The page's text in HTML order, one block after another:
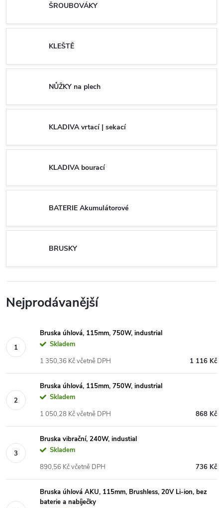
ŠROUBOVÁKY
KLEŠTĚ
NŮŽKY na plech
KLADIVA vrtací | sekací
KLADIVA bourací
BATERIE Akumulátorové
BRUSKY
Nejprodávanější
Bruska úhlová, 115mm, 750W, industrial
Skladem
1 116 Kč
1 350,36 Kč včetně DPH
Bruska úhlová, 115mm, 750W, industrial
Skladem
868 Kč
1 050,28 Kč včetně DPH
Bruska vibrační, 240W, industial
Skladem
736 Kč
890,56 Kč včetně DPH
Bruska úhlová AKU, 115mm, Brushless, 20V Li-ion, bez
baterie a nabíječky